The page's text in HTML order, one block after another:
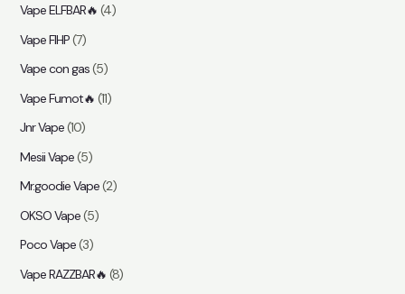
Vape ELFBAR🔥 (4)
Vape FIHP(7)
Vape con gas(5)
Vape Fumot🔥 (11)
Jnr Vape(10)
Mesii Vape(5)
Mr.goodie Vape(2)
OKSO Vape(5)
Poco Vape(3)
Vape RAZZBAR🔥 (8)